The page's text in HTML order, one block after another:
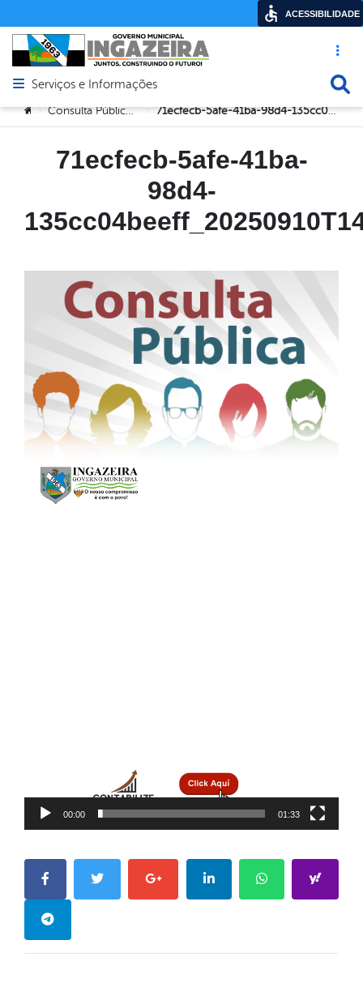
Acesso
Abrir menu principal de navegação
Serviços e Informações
Você está aqui:
> Consulta Pública LOA 2026 > 71ecfecb-5afe-41ba-98d4-135cc04beeff_20250910T140941
71ecfecb-5afe-41ba-
98d4-
00:00 01:33
ACESSIBILIDADE